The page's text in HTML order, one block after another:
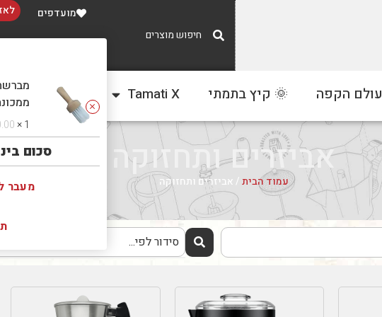
ברכישה מעל 300 ₪
מועדפים
1 ×
סכום
מעבר
הקפה 🌞 קיץ בתמתי Tamati X צור קשר
אביזרים ותחזוקה
עמוד הבית/ אביזרים ותחזוקה